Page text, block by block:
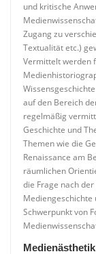
und kritische
Zugang zu
Textualität etc.)
Vermittelt werden
auf den Bereich
regelmäßig
Geschichte und
Themen wie die
Renaissance am
räumlichen
die Frage nach
Mediengeschichte
Schwerpunkt von